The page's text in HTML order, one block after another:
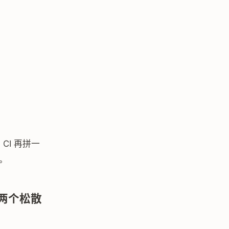
CI 再拼一
个松散